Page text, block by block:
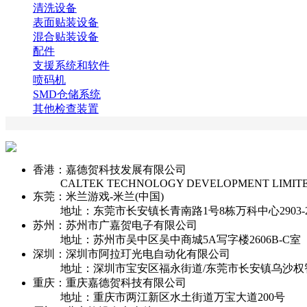
清洗设备
表面贴装设备
混合贴装设备
配件
支援系统和软件
喷码机
SMD仓储系统
其他检查装置
香港：嘉德贺科技发展有限公司
CALTEK TECHNOLOGY DEVELOPMENT
东莞：米兰游戏-米兰(中国)
地址：东莞市长安镇长青南路1号8栋万科中心2903-
苏州：苏州市广嘉贺电子有限公司
地址：苏州市吴中区吴中商城5A写字楼2606B-C室
深圳：深圳市阿拉玎光电自动化有限公司
地址：深圳市宝安区福永街道/东莞市长安镇乌沙权
重庆：重庆嘉德贺科技有限公司
地址：重庆市两江新区水土街道万宝大道200号